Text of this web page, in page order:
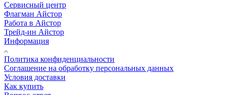
Сервисный центр
Флагман Айстор
Работа в Айстор
Трейд-ин Айстор
Информация
Политика конфиденциальности
Соглашение на обработку персональных данных
Условия доставки
Как купить